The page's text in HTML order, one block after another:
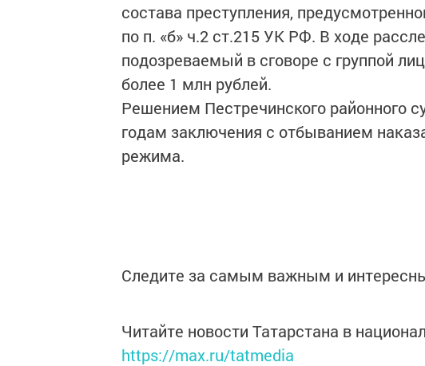
состава преступления,
по п. «б» ч.2 ст.215 УК РФ. В ходе
подозреваемый в сговоре с группой
более 1 млн рублей.
Решением Пестречинского районного
годам заключения с отбыванием
режима.
Следите за самым важным и
Читайте новости Татарстана в
https://max.ru/tatmedia